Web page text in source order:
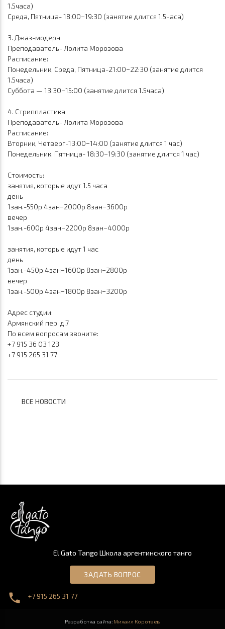
1.5часа)
Среда, Пятница- 18:00−19:30 (занятие длится 1.5часа)
3. Джаз-модерн
Преподаватель- Лолита Морозова
Расписание:
Понедельник, Среда, Пятница-21:00−22:30 (занятие длится
1.5часа)
Суббота — 13:30−15:00 (занятие длится 1.5часа)
4. Стриппластика
Преподаватель- Лолита Морозова
Расписание:
Вторник, Четверг-13:00−14:00 (занятие длится 1 час)
Понедельник, Пятница- 18:30−19:30 (занятие длится 1 час)
Стоимость:
занятия, которые идут 1.5 часа
день
1зан.-550р 4зан−2000р 8зан−3600р
вечер
1зан.-600р 4зан−2200р 8зан−4000р
занятия, которые идут 1 час
день
1зан.-450р 4зан−1600р 8зан−2800р
вечер
1зан.-500р 4зан−1800р 8зан−3200р
Адрес студии:
Армянский пер. д.7
По всем вопросам звоните:
+7 915 36 03 123
+7 915 265 31 77
ВСЕ НОВОСТИ
El Gato Tango Школа аргентинского танго
ЗАДАТЬ ВОПРОС
phone +7 915 265 31 77
Разработка сайта: Михаил Коротаев